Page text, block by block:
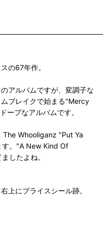
の67年作。
アルバムですが、変調子な
ブレイクで始まる"Mercy
ープなアルバムです。
The Whooliganz "Put Ya
す。"A New Kind Of
したよね。
上にプライスシール跡。